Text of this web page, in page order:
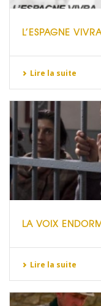
L’ESPAGNE
Lire la suite
LA VOIX
Lire la suite